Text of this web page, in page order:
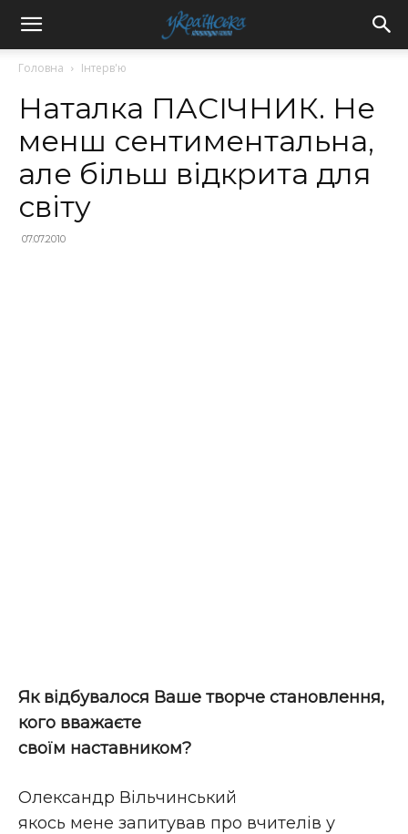
Головна Інтерв'ю
Наталка ПАСІЧНИК. Не
менш сентиментальна,
але більш відкрита для
світу
07.07.2010
Як відбувалося Ваше творче становлення,
кого вважаєте
своїм наставником?
Олександр Вільчинський
якось мене запитував про вчителів у